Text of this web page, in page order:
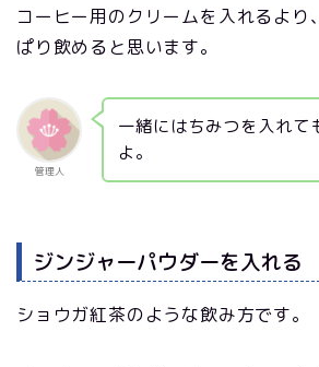
コーヒー用のクリームを入れるより
ぱり飲めると思います。
管理人
一緒にはちみつを入れて
よ。
ジンジャーパウダーを入れる
ショウガ紅茶のような飲み方です。